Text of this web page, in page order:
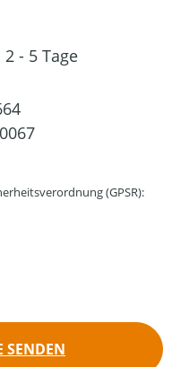
- 5 Tage
(GPSR):
SENDEN